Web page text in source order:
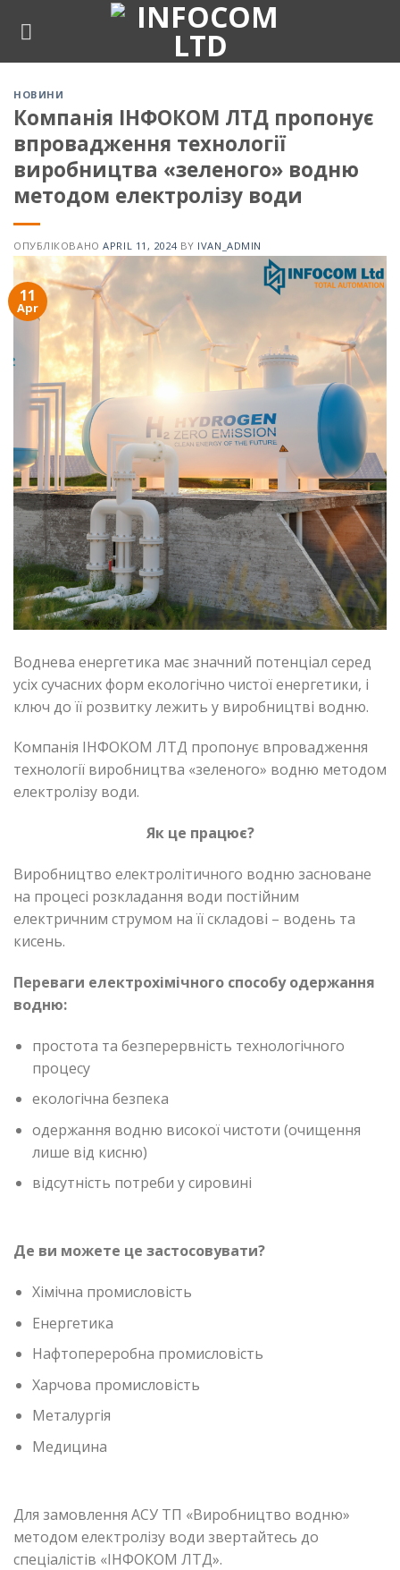
НОВИНИ
Компанія ІНФОКОМ ЛТД пропонує
впровадження технології
виробництва «зеленого» водню
методом електролізу води
ОПУБЛІКОВАНОAPRIL 11, 2024BY IVAN_ADMIN
11
Apr
Воднева енергетика має значний потенціал серед
усіх сучасних форм екологічно чистої енергетики, і
ключ до її розвитку лежить у виробництві водню.
Компанія ІНФОКОМ ЛТД пропонує впровадження
технології виробництва «зеленого» водню методом
електролізу води.
Як це працює?
Виробництво електролітичного водню засноване
на процесі розкладання води постійним
електричним струмом на її складові – водень та
кисень.
Переваги електрохімічного способу одержання
водню:
простота та безперервність технологічного
процесу
екологічна безпека
одержання водню високої чистоти (очищення
лише від кисню)
відсутність потреби у сировині
Де ви можете це застосовувати?
Хімічна промисловість
Енергетика
Нафтопереробна промисловість
Харчова промисловість
Металургія
Медицина
Для замовлення АСУ ТП «Виробництво водню»
методом електролізу води звертайтесь до
спеціалістів «ІНФОКОМ ЛТД».